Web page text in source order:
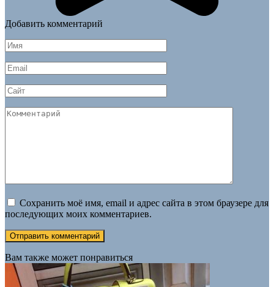
Добавить комментарий
Имя
*
Email
*
Сайт
Комментарий
Сохранить моё имя, email и адрес сайта в этом браузере для
последующих моих комментариев.
Вам также может понравиться